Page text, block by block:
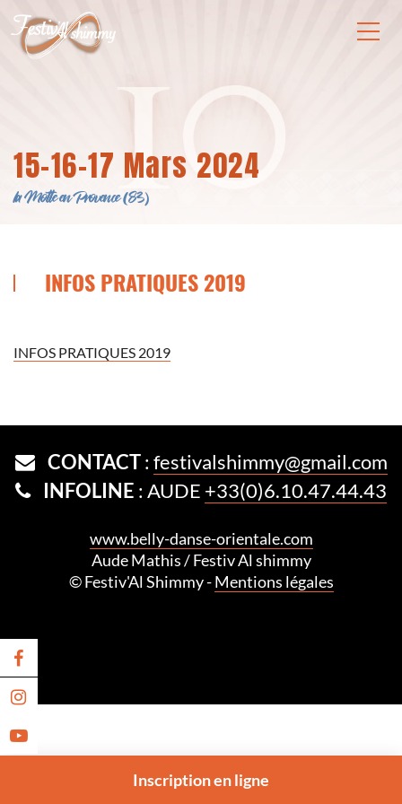
15-16-17 Mars 2024
la Motte en Provence (83)
INFOS PRATIQUES 2019
INFOS PRATIQUES 2019
CONTACT: festivalshimmy@gmail.com
INFOLINE : AUDE +33(0)6.10.47.44.43
www.belly-danse-orientale.com
Aude Mathis / Festiv Al shimmy
© Festiv'Al Shimmy -Mentions légales
Inscriptionen ligne